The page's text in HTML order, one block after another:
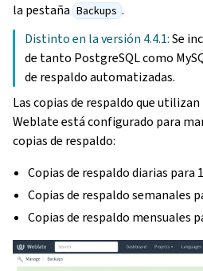
la pestaña Backups .
Distinto en la versión 4.4.1:Se
de tanto PostgreSQL como
de respaldo automatizadas.
Las copias de respaldo que
Weblate está configurado para
copias de respaldo:
Copias de respaldo diarias para
Copias de respaldo semanales
Copias de respaldo mensuales